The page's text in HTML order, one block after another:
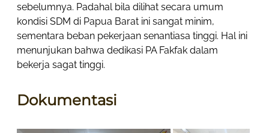
sebelumnya. Padahal bila dilihat secara umum
kondisi SDM di Papua Barat ini sangat minim,
sementara beban pekerjaan senantiasa tinggi. Hal ini
menunjukan bahwa dedikasi PA Fakfak dalam
bekerja sagat tinggi.
Dokumentasi